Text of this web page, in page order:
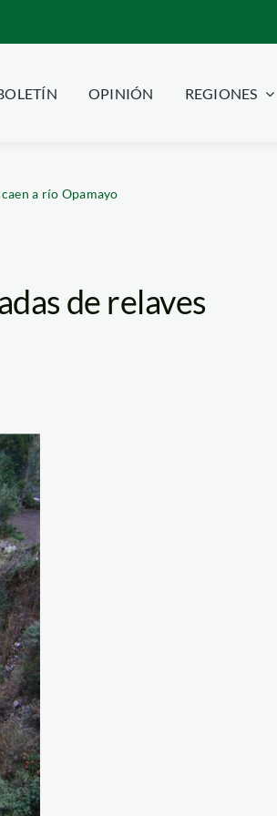
OPINIÓN REGIONES
a río Opamayo
de relaves